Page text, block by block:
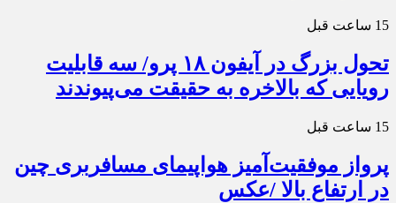
15 ساعت قبل
تحول بزرگ در آیفون ۱۸ پرو/ سه قابلیت
رویایی که بالاخره به حقیقت می‌پیوندند
15 ساعت قبل
پرواز موفقیت‌آمیز هواپیمای مسافربری چین
در ارتفاع بالا /عکس